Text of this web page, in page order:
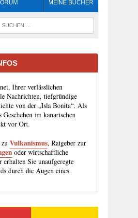
MEINE BÜCHER
Ihrer verlässlichen
Nachrichten, tiefgründige
von der „Isla Bonita“. Als
Geschehen im kanarischen
vor Ort.
zuVulkanismus, Ratgeber zur
oder wirtschaftliche
erhalten Sie unaufgeregte
durch die Augen eines